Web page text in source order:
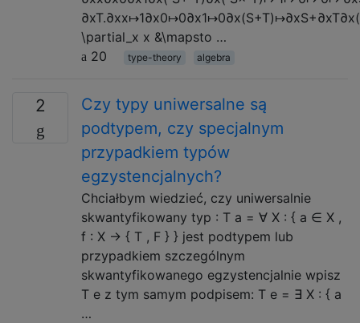
\partial_x x &\mapsto …
20
type-theory algebra
2
Czy typy uniwersalne są
podtypem, czy specjalnym
przypadkiem typów
egzystencjalnych?
Chciałbym wiedzieć, czy uniwersalnie
skwantyfikowany typ : T a = ∀ X : { a ∈ X ,
f : X → { T , F } } jest podtypem lub
przypadkiem szczególnym
skwantyfikowanego egzystencjalnie wpisz
T e z tym samym podpisem: T e = ∃ X : { a
…